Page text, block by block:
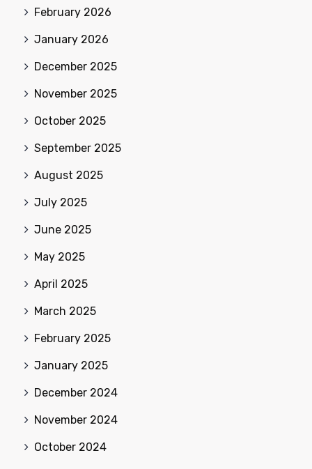
February 2026
January 2026
December 2025
November 2025
October 2025
September 2025
August 2025
July 2025
June 2025
May 2025
April 2025
March 2025
February 2025
January 2025
December 2024
November 2024
October 2024